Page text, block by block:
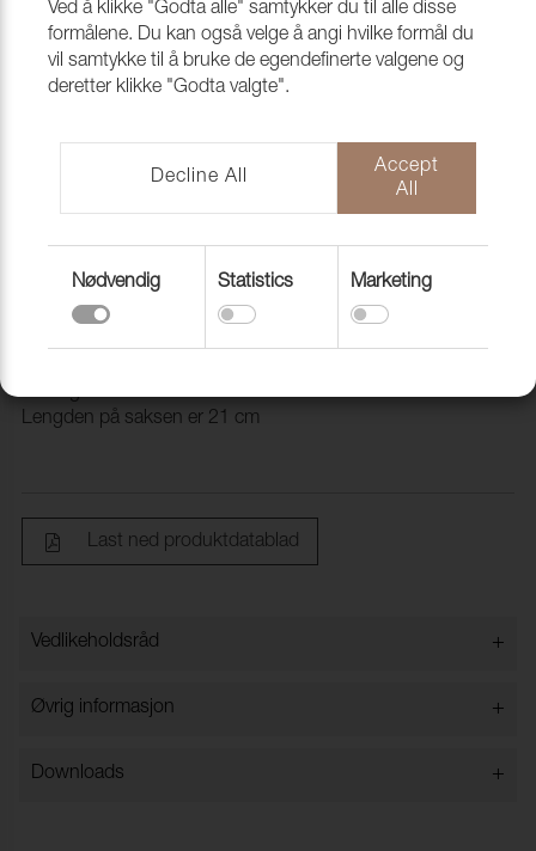
Saks K-21 8", 21 cm, Champagne
8408007
hud og kunstlær.
Lengden på saksen er 21 cm
Last ned produktdatablad
Vedlikeholdsråd +
Øvrig informasjon +
Downloads +
Ved å klikke "Godta alle" samtykker du til alle disse
formålene. Du kan også velge å angi hvilke formål du
vil samtykke til å bruke de egendefinerte valgene og
deretter klikke "Godta valgte".
Decline All
Accept
All
Nødvendig Statistics Marketing